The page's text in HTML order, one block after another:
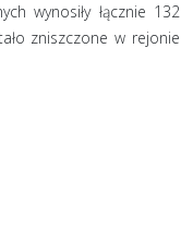
wynosiły łącznie 132
zniszczone w rejonie